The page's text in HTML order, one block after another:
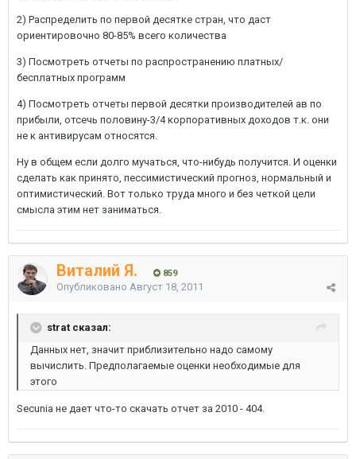
2) Распределить по первой десятке стран, что даст
ориентировочно 80-85% всего количества
3) Посмотреть отчеты по распространению платных/
бесплатных программ
4) Посмотреть отчеты первой десятки производителей ав по
прибыли, отсечь половину-3/4 корпоративных доходов т.к. они
не к антивирусам относятся.
Ну в общем если долго мучаться, что-нибудь получится. И оценки
сделать как принято, пессимистический прогноз, нормальный и
оптимистический. Вот только труда много и без четкой цели
смысла этим нет заниматься.
Виталий Я. 859
Опубликовано Август 18, 2011
strat сказал:
Данных нет, значит приблизительно надо самому
вычислить. Предполагаемые оценки необходимые для
этого
Secunia не дает что-то скачать отчет за 2010 - 404.